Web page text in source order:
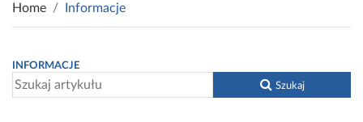
Home Informacje
INFORMACJE
Szukaj